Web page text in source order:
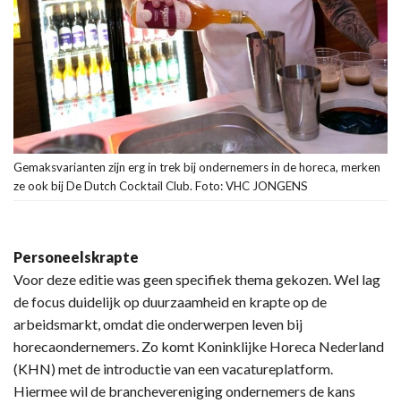
Gemaksvarianten zijn erg in trek bij ondernemers in de horeca, merken
ze ook bij De Dutch Cocktail Club. Foto: VHC JONGENS
Personeelskrapte
Voor deze editie was geen specifiek thema gekozen. Wel lag
de focus duidelijk op duurzaamheid en krapte op de
arbeidsmarkt, omdat die onderwerpen leven bij
horecaondernemers. Zo komt Koninklijke Horeca Nederland
(KHN) met de introductie van een vacatureplatform.
Hiermee wil de branchevereniging ondernemers de kans